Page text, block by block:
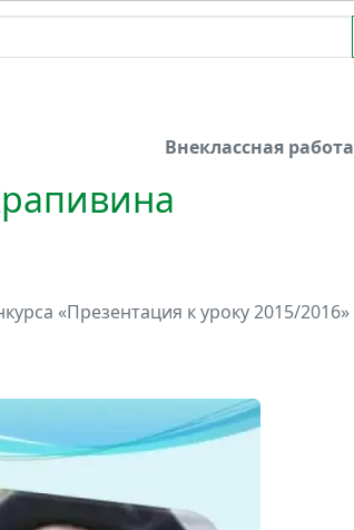
Внеклассная работа
«Презентация к уроку 2015/2016»